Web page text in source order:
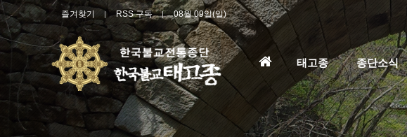
즐겨찾기 RSS 구독 08월 09일(일)
홈
태고종 종단소식